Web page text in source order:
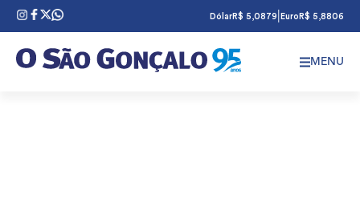
DólarR$ 5,0879 Euro R$ 5,8806
MENU